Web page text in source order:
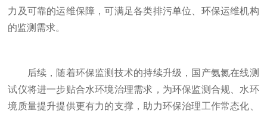
力及可靠的运维保障，可满足各类排污单位、环保运维机构
的监测需求。
后续，随着环保监测技术的持续升级，国产氨氮在线测
试仪将进一步贴合水环境治理需求，为环保监测合规、水环
境质量提升提供更有力的支撑，助力环保治理工作常态化、